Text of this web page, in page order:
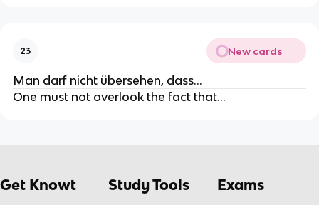
23 New cards
Man darf nicht übersehen, dass…
One must not overlook the fact that…
Get Knowt Study Tools Exams